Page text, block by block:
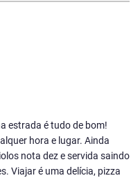
estrada é tudo de bom!
hora e lugar. Ainda
nota dez e servida saindo
Viajar é uma delícia, pizza